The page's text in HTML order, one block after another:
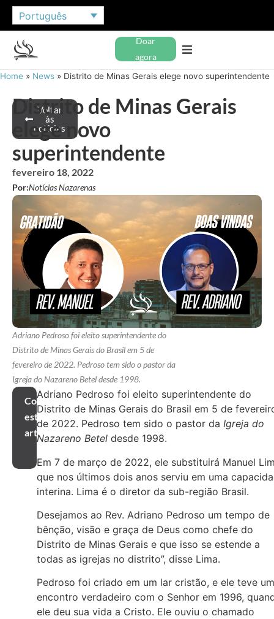
Português
Doar
agora
Home » News » Distrito de Minas Gerais elege novo superintendente
Voltar
às
notícias
Distrito de Minas Gerais
elege novo
superintendente
fevereiro 18, 2022
Por:Notícias Nazarenas
Adriano Pedroso foi eleito superintendente do
Distrito de Minas Gerais do Brasil em 5 de
fevereiro de 2022. Pedroso tem sido o pastor da
Igreja do Nazareno Betel desde 1998.
Compartilhar
este
artigo
Adriano Pedroso foi eleito superintendente do
Distrito de Minas Gerais do Brasil em 5 de
de 2022. Pedroso tem sido o pastor da Igreja do
Nazareno Betel desde 1998.
Em 7 de março de 2022, ele substituirá Manuel
que nos últimos dois anos serviu em uma
interina. Lima é o diretor da sub-região Brasil.
Desejamos ao Rev. Adriano Pedroso um tempo de
bênção, visão e graça de Deus como chefe do
Distrito de Minas Gerais e que isso se estende a
todas as igrejas no distrito”, disse Lima.
Pedroso foi criado em um lar cristão, e ele teve um
encontro verdadeiro com o Senhor em 1996,
ele deu sua vida a Cristo. Ele ouviu o chamado